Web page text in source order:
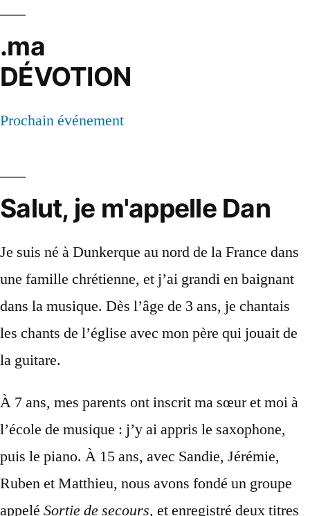
.ma
DÉVOTION
Prochain événement
Salut, je m'appelleDan
Je suis né à Dunkerque au nord de la France dans
une famille chrétienne, et j’ai grandi en baignant
dans la musique. Dès l’âge de 3 ans, je chantais
les chants de l’église avec mon père qui jouait de
la guitare.
À 7 ans, mes parents ont inscrit ma sœur et moi à
l’école de musique : j’y ai appris le saxophone,
puis le piano. À 15 ans, avec Sandie, Jérémie,
Ruben et Matthieu, nous avons fondé un groupe
appelé Sortie de secours, et enregistré deux titres